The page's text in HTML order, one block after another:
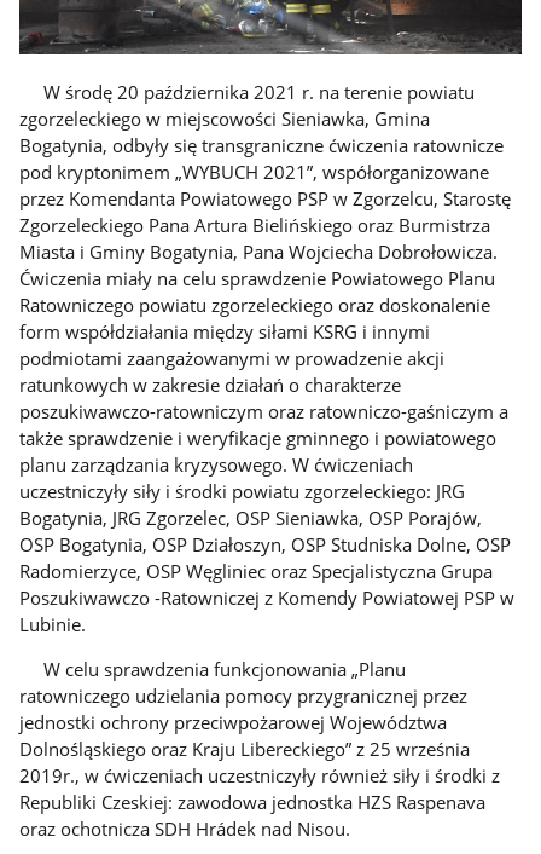
W środę 20 października 2021 r. na terenie powiatu
zgorzeleckiego w miejscowości Sieniawka, Gmina
Bogatynia, odbyły się transgraniczne ćwiczenia ratownicze
pod kryptonimem „WYBUCH 2021”, współorganizowane
przez Komendanta Powiatowego PSP w Zgorzelcu, Starostę
Zgorzeleckiego Pana Artura Bielińskiego oraz Burmistrza
Miasta i Gminy Bogatynia, Pana Wojciecha Dobrołowicza.
Ćwiczenia miały na celu sprawdzenie Powiatowego Planu
Ratowniczego powiatu zgorzeleckiego oraz doskonalenie
form współdziałania między siłami KSRG i innymi
podmiotami zaangażowanymi w prowadzenie akcji
ratunkowych w zakresie działań o charakterze
poszukiwawczo-ratowniczym oraz ratowniczo-gaśniczym a
także sprawdzenie i weryfikacje gminnego i powiatowego
planu zarządzania kryzysowego. W ćwiczeniach
uczestniczyły siły i środki powiatu zgorzeleckiego: JRG
Bogatynia, JRG Zgorzelec, OSP Sieniawka, OSP Porajów,
OSP Bogatynia, OSP Działoszyn, OSP Studniska Dolne, OSP
Radomierzyce, OSP Węgliniec oraz Specjalistyczna Grupa
Poszukiwawczo -Ratowniczej z Komendy Powiatowej PSP w
Lubinie.
W celu sprawdzenia funkcjonowania „Planu
ratowniczego udzielania pomocy przygranicznej przez
jednostki ochrony przeciwpożarowej Województwa
Dolnośląskiego oraz Kraju Libereckiego” z 25 września
2019r., w ćwiczeniach uczestniczyły również siły i środki z
Republiki Czeskiej: zawodowa jednostka HZS Raspenava
oraz ochotnicza SDH Hrádek nad Nisou.